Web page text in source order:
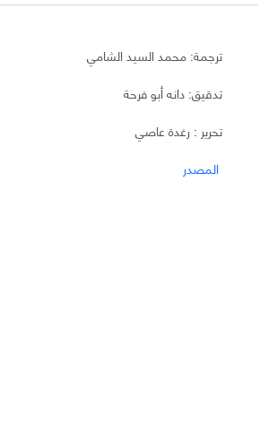
ترجمة: محمد السيد الشامي
تدقيق: دانه أبو فرحة
تحرير : رغدة عاصي
المصدر